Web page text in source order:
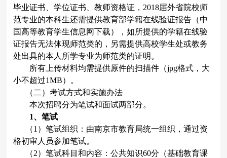
毕业证书、学位证书、教师资格证， 2018届外省院校师
范专业的本科生还需提供教育部学籍在线验证报告（中
国高等教育学生信息网下载），如所提供的学籍在线验
证报告无法体现师范类的，另需提供高校学生处或教务
处出具的本人所学专业为师范类的证明。
所有上传材料均需提供原件的扫描件（jpg格式，大
小不超过1MB）。
（二）考试方式和实施办法
本次招聘分为笔试和面试两部分。
1、笔试
（1 ）笔试组织：由南京市教育局统一组织，通过资
格初审人员参加笔试。
（2）笔试科目和内容：公共知识60分（基础教育课